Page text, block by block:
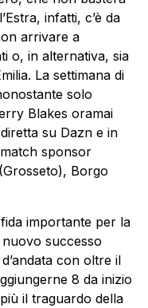
infatti, c’è da
arrivare a
o, in alternativa, sia
La settimana di
solo
Blakes oramai
su Dazn e in
sponsor
Borgo
importante per la
successo
con oltre il
8 da inizio
il traguardo della